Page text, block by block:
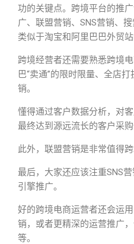
功的关键点。跨境平台的推
广、联盟营销、SNS营销、
类似于淘宝和阿里巴巴外贸站
跨境经营者还需要熟悉跨境
巴“卖通”的限时限量、全店
销。
懂得通过客户数据分析，对
最终达到源远流长的客户采购
此外，联盟营销是非常值得
最后，大家还应该注重SNS
引擎推广。
好的跨境电商运营者还会运
销，或者更精深的运营推广
等。